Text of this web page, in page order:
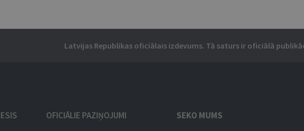
Latvijas Republikas oficiālais izdevums. Tā saturs ir oficiālā
OFICIĀLIE PAZIŅOJUMI SEKO MUMS